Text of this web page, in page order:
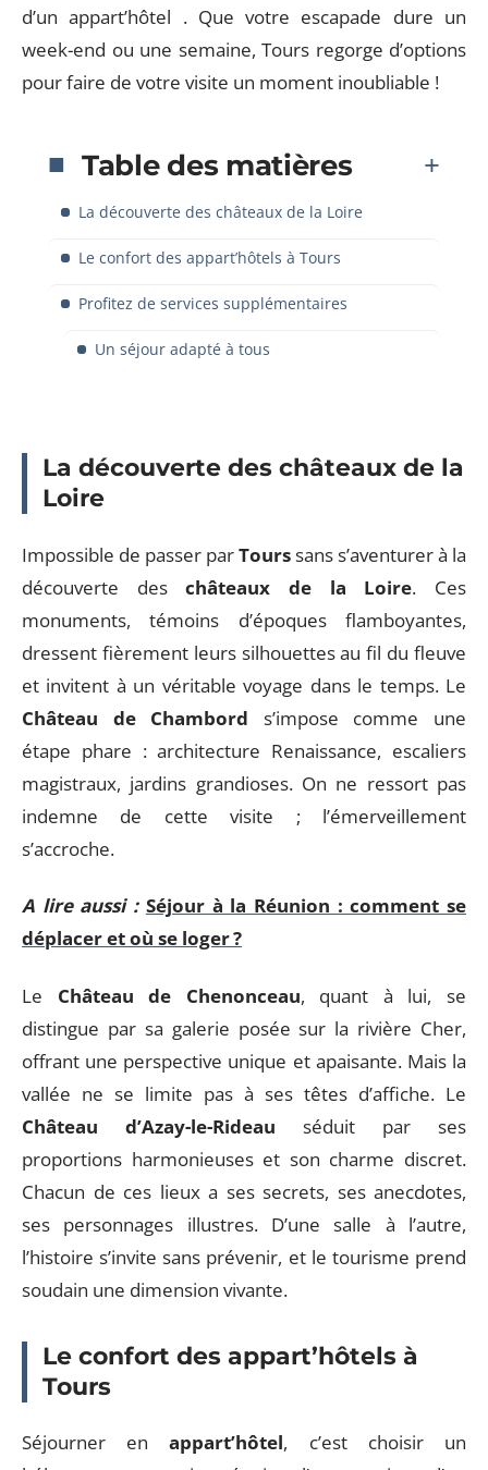
d’un appart’hôtel . Que votre escapade dure un
week-end ou une semaine, Tours regorge d’options
pour faire de votre visite un moment inoubliable !
Table des matières
La découverte des châteaux de la Loire
Le confort des appart’hôtels à Tours
Profitez de services supplémentaires
Un séjour adapté à tous
La découverte des châteaux de la
Loire
Impossible de passer parTourssans s’aventurer à la
découverte deschâteaux de la Loire. Ces
monuments, témoins d’époques flamboyantes,
dressent fièrement leurs silhouettes au fil du fleuve
et invitent à un véritable voyage dans le temps. Le
Château de Chambord s’impose comme une
étape phare : architecture Renaissance, escaliers
magistraux, jardins grandioses. On ne ressort pas
indemne de cette visite ; l’émerveillement
s’accroche.
A lire aussi : Séjour à la Réunion : comment se
déplacer et où se loger ?
Le Château de Chenonceau, quant à lui, se
distingue par sa galerie posée sur la rivière Cher,
offrant une perspective unique et apaisante. Mais la
vallée ne se limite pas à ses têtes d’affiche. Le
Château d’Azay-le-Rideau séduit par ses
proportions harmonieuses et son charme discret.
Chacun de ces lieux a ses secrets, ses anecdotes,
ses personnages illustres. D’une salle à l’autre,
l’histoire s’invite sans prévenir, et le tourisme prend
soudain une dimension vivante.
Le confort des appart’hôtels à
Tours
Séjourner enappart’hôtel, c’est choisir un